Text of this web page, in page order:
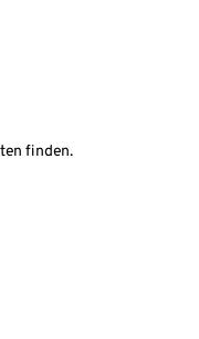
finden.